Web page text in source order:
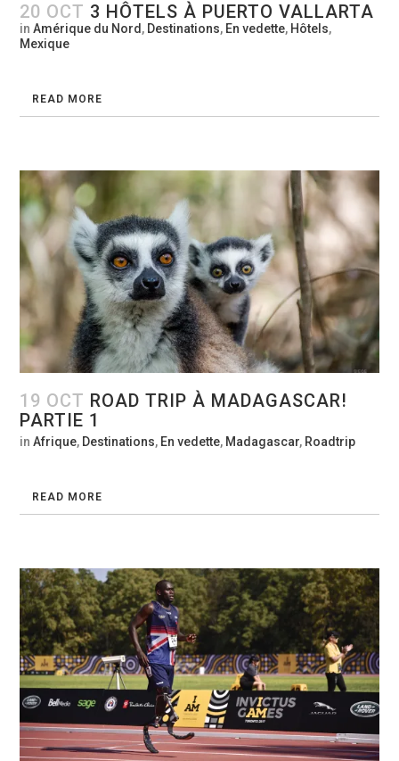
20 OCT 3 HÔTELS À PUERTO VALLARTA
inAmérique du Nord , Destinations, En vedette, Hôtels,
Mexique
READ MORE
19 OCT ROAD TRIP À MADAGASCAR!
PARTIE 1
inAfrique, Destinations, En vedette, Madagascar, Roadtrip
READ MORE